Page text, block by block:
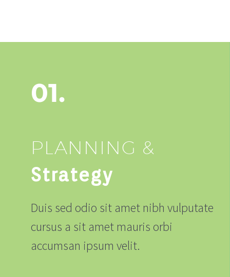
01.
PLANNING &
Strategy
Duis sed odio sit amet nibh vulputate
cursus a sit amet mauris orbi
accumsan ipsum velit.